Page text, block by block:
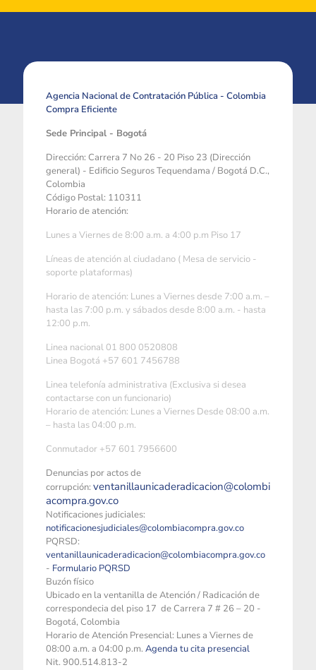
Agencia Nacional de Contratación Pública - Colombia
Compra Eficiente
Sede Principal - Bogotá
Dirección: Carrera 7 No 26 - 20 Piso 23 (Dirección
general) - Edificio Seguros Tequendama / Bogotá D.C.,
Colombia
Código Postal: 110311
Horario de atención:
Lunes a Viernes de 8:00 a.m. a 4:00 p.m Piso 17
Líneas de atención al ciudadano ( Mesa de servicio -
soporte plataformas)
Horario de atención: Lunes a Viernes desde 7:00 a.m. –
hasta las 7:00 p.m. y sábados desde 8:00 a.m. - hasta
12:00 p.m.
Linea nacional 01 800 0520808
Linea Bogotá +57 601 7456788
Linea telefonía administrativa (Exclusiva si desea
contactarse con un funcionario)
Horario de atención: Lunes a Viernes Desde 08:00 a.m.
– hasta las 04:00 p.m.
Conmutador +57 601 7956600
Denuncias por actos de
corrupción: ventanillaunicaderadicacion@colombi
acompra.gov.co
Notificaciones judiciales:
notificacionesjudiciales@colombiacompra.gov.co
PQRSD:
ventanillaunicaderadicacion@colombiacompra.gov.co
- Formulario PQRSD
Buzón físico
Ubicado en la ventanilla de Atención / Radicación de
correspondecia del piso 17 de Carrera 7 # 26 – 20 -
Bogotá, Colombia
Horario de Atención Presencial: Lunes a Viernes de
08:00 a.m. a 04:00 p.m. Agenda tu cita presencial
Nit. 900.514.813-2